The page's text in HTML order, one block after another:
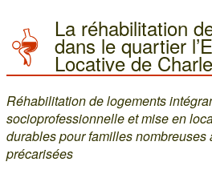
La réhabilitation
dans le quartier
Locative de
Réhabilitation de logements
socioprofessionnelle et mise en
durables pour familles nombreuses
précarisées